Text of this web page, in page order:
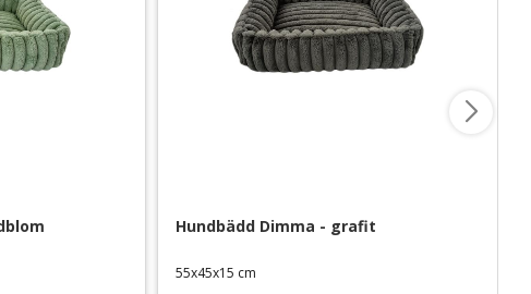
Hundbädd Dimma - grafit
55x45x15 cm